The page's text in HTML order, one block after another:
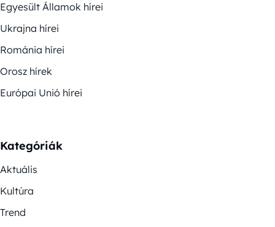
Egyesült Államok hírei
Ukrajna hírei
Románia hírei
Orosz hírek
Európai Unió hírei
Kategóriák
Aktuális
Kultúra
Trend